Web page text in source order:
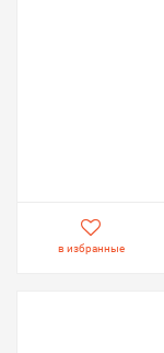
в избранные